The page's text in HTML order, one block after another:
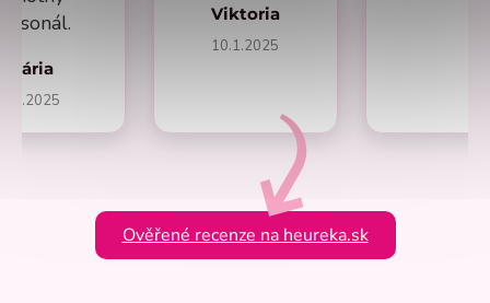
Mária
1.2.2025
Viktoria
10.1.2025
Ověřené recenze na heureka.sk